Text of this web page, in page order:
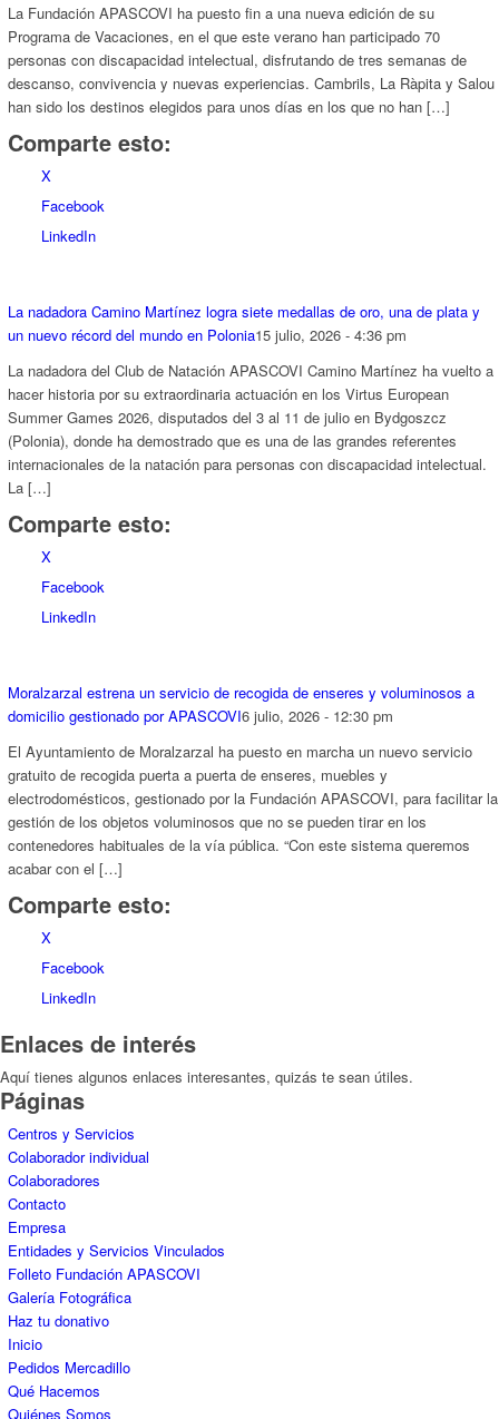
La Fundación APASCOVI ha puesto fin a una nueva edición de su
Programa de Vacaciones, en el que este verano han participado 70
personas con discapacidad intelectual, disfrutando de tres semanas de
descanso, convivencia y nuevas experiencias. Cambrils, La Ràpita y Salou
han sido los destinos elegidos para unos días en los que no han […]
Comparte esto:
X
Facebook
LinkedIn
La nadadora Camino Martínez logra siete medallas de oro, una de plata y
un nuevo récord del mundo en Polonia15 julio, 2026 - 4:36 pm
La nadadora del Club de Natación APASCOVI Camino Martínez ha vuelto a
hacer historia por su extraordinaria actuación en los Virtus European
Summer Games 2026, disputados del 3 al 11 de julio en Bydgoszcz
(Polonia), donde ha demostrado que es una de las grandes referentes
internacionales de la natación para personas con discapacidad intelectual.
La […]
Comparte esto:
X
Facebook
LinkedIn
Moralzarzal estrena un servicio de recogida de enseres y voluminosos a
domicilio gestionado por APASCOVI6 julio, 2026 - 12:30 pm
El Ayuntamiento de Moralzarzal ha puesto en marcha un nuevo servicio
gratuito de recogida puerta a puerta de enseres, muebles y
electrodomésticos, gestionado por la Fundación APASCOVI, para facilitar la
gestión de los objetos voluminosos que no se pueden tirar en los
contenedores habituales de la vía pública. “Con este sistema queremos
acabar con el […]
Comparte esto:
X
Facebook
LinkedIn
Enlaces de interés
Aquí tienes algunos enlaces interesantes, quizás te sean útiles.
Páginas
Centros y Servicios
Colaborador individual
Colaboradores
Contacto
Empresa
Entidades y Servicios Vinculados
Folleto Fundación APASCOVI
Galería Fotográfica
Haz tu donativo
Inicio
Pedidos Mercadillo
Qué Hacemos
Quiénes Somos